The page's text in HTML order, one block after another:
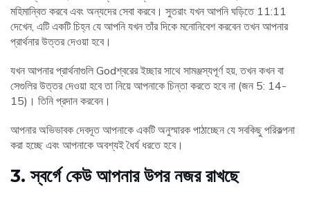
মহিমান্বিত করবে এবং অন্যদের সেবা করবে। সুতরাং যখন আপনি ঘড়িতে 11:11
দেখেন, এটি একটি চিহ্ন যে আপনি যখন তাঁর দিকে মনোনিবেশ করবেন তখন আপনার
প্রার্থনার উত্তর দেওয়া হবে।
যখন আপনার প্রার্থনাগুলি Godশ্বরের ইচ্ছার সাথে সামঞ্জস্যপূর্ণ হয়, তখন কখন বা
সেগুলির উত্তর দেওয়া হবে তা নিয়ে আপনাকে চিন্তা করতে হবে না (জন 5: 14-
15)। তিনি প্রদান করবেন।
আপনার অভিভাবক দেবদূত আপনাকে একটি অনুস্মারক পাঠাচ্ছেন যে সবকিছু পরিকল্পনা
করা হচ্ছে এবং আপনাকে অবশ্যই ধৈর্য ধরতে হবে।
3. স্বর্গে কেউ আপনার উপর নজর রাখছে